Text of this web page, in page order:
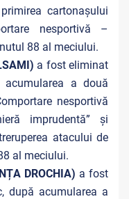
cartonașului
nesportivă –
88 al meciului.
a fost eliminat
a două
nesportivă
imprudentă” și
atacului de
al meciului.
DROCHIA) a fost
după acumularea a